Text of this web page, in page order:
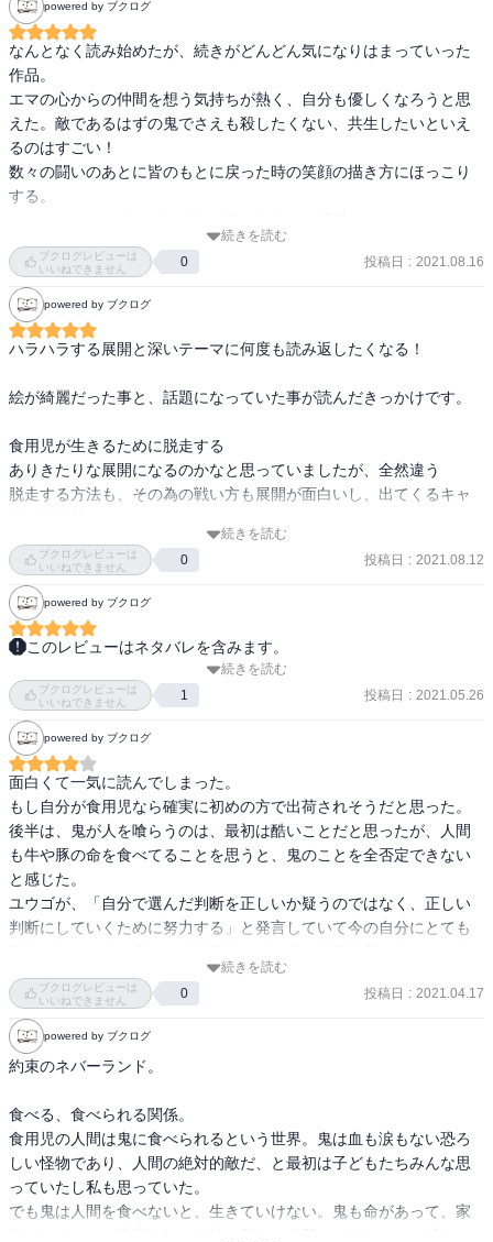
で全体的にイマイチでした。
映画も評判悪かったみたいですね。
でも、あらゆる方法で抜け出していくのが快感。
最大の見どころは、やっぱり最初の脱獄かな。
あれは、震えた。
まさか、レイまで騙していたなんて。
最終的な展開も好きなんだけど、やっぱり最初が見所になってる感
は否めないのでこの評価で、
powered by ブクログ
なんとなく読み始めたが、続きがどんどん気になりはまっていった
作品。
エマの心からの仲間を想う気持ちが熱く、自分も優しくなろうと思
えた。敵であるはずの鬼でさえも殺したくない、共生したいといえ
るのはすごい！
数々の闘いのあとに皆のもとに戻った時の笑顔の描き方にほっこり
する。
生きる為に食用児を育てるという話の内容はなんだか怖いと思う部
分もあったけど、今人間が動物を食べて生きていることを考えると
おかしくはないと思ってしまい、今の平和に生きている世界を当た
り前と思わずありがたく生きていこうと思った。
続きを読む
ブクログレビューは
いいねできません
0 投稿日 : 2021.08.16
powered by ブクログ
ハラハラする展開と深いテーマに何度も読み返したくなる！
絵が綺麗だった事と、話題になっていた事が読んだきっかけです。
食用児が生きるために脱走する
ありきたりな展開になるのかなと思っていましたが、全然違う
脱走する方法も、その為の戦い方も展開が面白いし、出てくるキャ
それぞれの人生や背負ってきたもの、全員が同じ世界でなんとか生
きようとする、人間の根本のようなものも読んでいて深いなと感じ
ました。
冒険物語としても面白いですし
続きを読む
ブクログレビューは
いいねできません
0 投稿日 : 2021.08.12
powered by ブクログ
このレビューはネタバレを含みます。
秋本治先生とケンドーコバヤシ氏の推薦入りオビ。なんとも珍しい
組み合わせ。
1話　すべての始まり。グレイスフィールドハウスのシステムの謎や
得体の知れない閉塞感を醸しつつも前半はのどかな描写。が、コニ
ーを見送った場面より急転直下、「私達はずっと食べられるために
生きてきた」という衝撃的な事実を突きつけられる。
コニーに刺さっている植物は？
2話　エマとノーマンはハウスからの脱出を考え始める。門からでは
なく森を抜けようとするも高い塀がハウスを囲っているようだ。更
には「発信器」の存在が疑われる。
3話　出荷の法則に気づくノーマン。天才だ。鍵は"脳の大きさ"とタ
イムリミットは"12歳"まで。取り急ぎロープを探す。一方、ママも真
実を知ってしまった子供を見つけ出すべくカマをかける。首元には
4話　レイを仲間に出来るか？全員で逃げるのか年少者を置いていく
のか。エマが語る「変えようよ世界」が本作の根源テーマに。壁の
向こうの世界はどうなっているのか？ママも薄々疑いを向け始めて
いるようだ。
続きを読む
ブクログレビューは
いいねできません
1 投稿日 : 2021.05.26
powered by ブクログ
面白くて一気に読んでしまった。
もし自分が食用児なら確実に初めの方で出荷されそうだと思った。
後半は、鬼が人を喰らうのは、最初は酷いことだと思ったが、人間
も牛や豚の命を食べてることを思うと、鬼のことを全否定できない
と感じた。
ユウゴが、「自分で選んだ判断を正しいか疑うのではなく、正しい
判断にしていくために努力する」と発言していて今の自分にとても
う後悔していないが、色んな後悔がある。自分はあの時こう判断し
ていて良かったのだと思える様にするにはどうしたらいいのか？お
ばあちゃんに死ぬまでに会えなかった。生きてる間にあんなに欲し
がってた手紙を書けなかった。じゃあ今どうしたらいいのか？書か
なくてよかった、なんて思えるようにするにはどうしたらいいの
会社を辞めて良かったと思うが、そもそもあの会社に入った判断は
英断ではなかった気がする。自尊心が高いままだったのではない
か？でも学んだこともたくさんある。ではどう努力したらあの会社
で学んだことが活かせるのか？
「判断だけで良し悪しが決まったら運任せの人生になる」というの
続きを読む
ブクログレビューは
いいねできません
0 投稿日 : 2021.04.17
powered by ブクログ
約束のネバーランド。
食べる、食べられる関係。
食用児の人間は鬼に食べられるという世界。鬼は血も涙もない恐ろ
しい怪物であり、人間の絶対的敵だ、と最初は子どもたちみんな思
っていたし私も思っていた。
でも鬼は人間を食べないと、生きていけない。鬼も命があって、家